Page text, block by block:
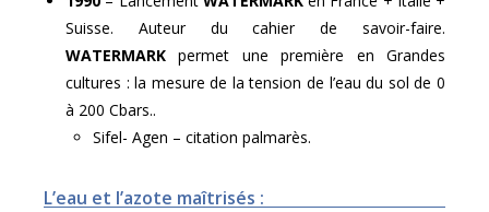
Suisse. Auteur du cahier de savoir-faire.
WATERMARK permet une première en Grandes
cultures : la mesure de la tension de l’eau du sol de 0
à 200 Cbars..
Sifel- Agen – citation palmarès.
L’eau et l’azote maîtrisés :